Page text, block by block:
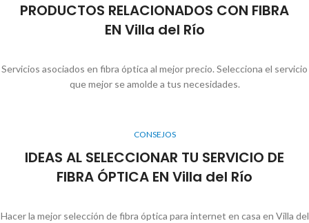
PRODUCTOS RELACIONADOS CON FIBRA
EN Villa del Río
Servicios asociados en fibra óptica al mejor precio. Selecciona el servicio
que mejor se amolde a tus necesidades.
CONSEJOS
IDEAS AL SELECCIONAR TU SERVICIO DE
FIBRA ÓPTICA EN Villa del Río
Hacer la mejor selección de fibra óptica para internet en casa en Villa del